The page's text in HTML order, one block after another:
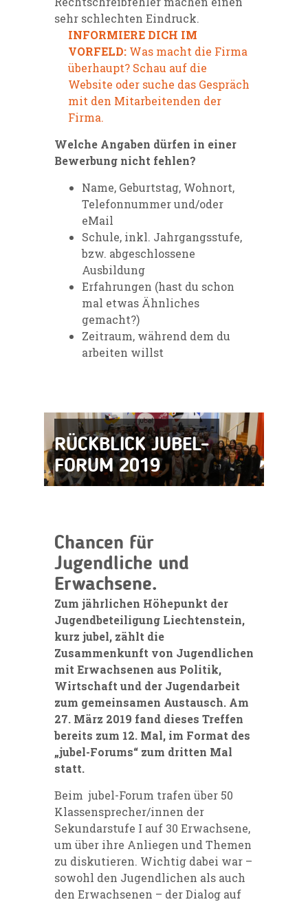
sehr schlechten Eindruck.
INFORMIERE DICH IM
VORFELD: Was macht die Firma
überhaupt? Schau auf die
Website oder suche das Gespräch
mit den Mitarbeitenden der
Firma.
Welche Angaben dürfen in einer
Bewerbung nicht fehlen?
Name, Geburtstag, Wohnort,
Telefonnummer und/oder
eMail
Schule, inkl. Jahrgangsstufe,
bzw. abgeschlossene
Ausbildung
Erfahrungen (hast du schon
mal etwas Ähnliches
gemacht?)
Zeitraum, während dem du
arbeiten willst
RÜCKBLICK JUBEL-
FORUM 2019
Chancen für
Jugendliche und
Erwachsene.
Zum jährlichen Höhepunkt der
Jugendbeteiligung Liechtenstein,
kurz jubel, zählt die
Zusammenkunft von Jugendlichen
mit Erwachsenen aus Politik,
Wirtschaft und der Jugendarbeit
zum gemeinsamen Austausch. Am
27. März 2019 fand dieses Treffen
bereits zum 12. Mal, im Format des
„jubel-Forums“ zum dritten Mal
statt.
Beim jubel-Forum trafen über 50
Klassensprecher/innen der
Sekundarstufe I auf 30 Erwachsene,
um über ihre Anliegen und Themen
zu diskutieren. Wichtig dabei war –
sowohl den Jugendlichen als auch
den Erwachsenen – der Dialog auf